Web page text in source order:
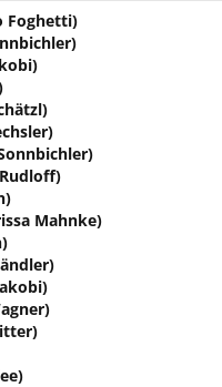
Foghetti)
Mahnke)